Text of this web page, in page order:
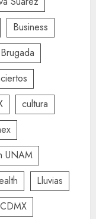
Business
cultura
UNAM
Lluvias